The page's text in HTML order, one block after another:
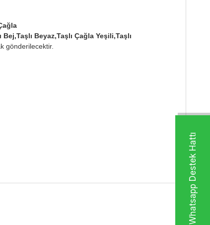
Whatsapp Destek Hattı
Beyaz,Taşlı Çağla Yeşili,Taşlı
gönderilecektir.